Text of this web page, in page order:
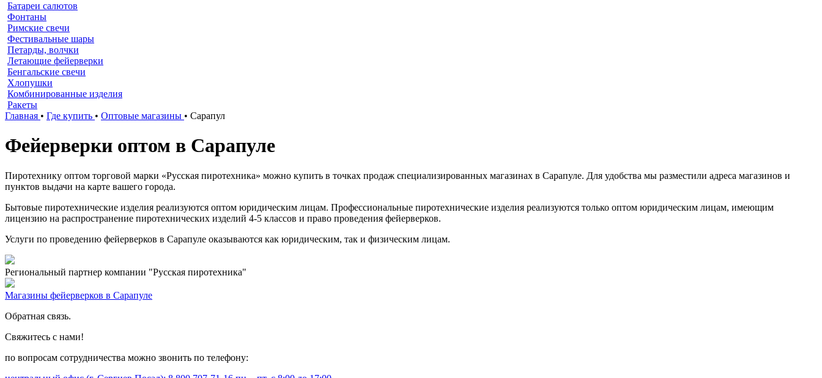
Батареи салютов
Фонтаны
Римские свечи
Фестивальные шары
Петарды, волчки
Летающие фейерверки
Бенгальские свечи
Хлопушки
Комбинированные изделия
Ракеты
Главная • Где купить • Оптовые магазины • Сарапул
Фейерверки оптом в Сарапуле
Пиротехнику оптом торговой марки «Русская пиротехника» можно купить в точках продаж специализированных магазинах в Сарапуле. Для удобства мы разместили адреса магазинов и
пунктов выдачи на карте вашего города.
Бытовые пиротехнические изделия реализуются оптом юридическим лицам. Профессиональные пиротехнические изделия реализуются только оптом юридическим лицам, имеющим
лицензию на распространение пиротехнических изделий 4-5 классов и право проведения фейерверков.
Услуги по проведению фейерверков в Сарапуле оказываются как юридическим, так и физическим лицам.
Региональный партнер компании "Русская пиротехника"
Магазины фейерверков в Сарапуле
Обратная связь.
Свяжитесь с нами!
по вопросам сотрудничества можно звонить по телефону: